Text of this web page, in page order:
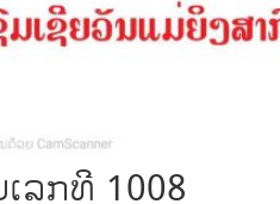
ລກທີ 1008